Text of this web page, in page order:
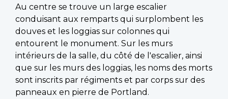
Au centre se trouve un large escalier
conduisant aux remparts qui surplombent les
douves et les loggias sur colonnes qui
entourent le monument. Sur les murs
intérieurs de la salle, du côté de l'escalier, ainsi
que sur les murs des loggias, les noms des morts
sont inscrits par régiments et par corps sur des
panneaux en pierre de Portland.